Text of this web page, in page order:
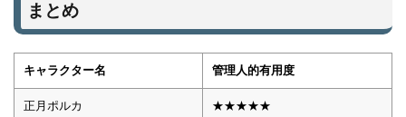
まとめ
キャラクター名 管理人的有用度
正月ポルカ ★★★★★